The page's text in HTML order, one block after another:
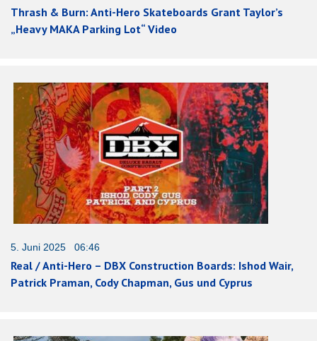
Thrash & Burn: Anti-Hero Skateboards Grant Taylor’s
„Heavy MAKA Parking Lot“ Video
5. Juni 2025 06:46
Real / Anti-Hero – DBX Construction Boards: Ishod Wair,
Patrick Praman, Cody Chapman, Gus und Cyprus